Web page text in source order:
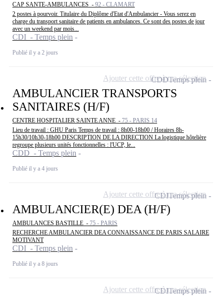
CAP SANTE-AMBULANCES - 92 - CLAMART
2 postes à pourvoir. Titulaire du Diplôme d'Etat d'Ambulancier - Vous serez en
charge du transport sanitaire de patients en ambulances. Ce sont des postes de jour
avec un weekend par mois...
CDI - Temps plein
Publié il y a 2 jours
AMBULANCIER TRANSPORTS
SANITAIRES (H/F)
CENTRE HOSPITALIER SAINTE ANNE - 75 - PARIS 14
Lieu de travail : GHU Paris Temps de travail : 8h00-18h00 / Horaires 8h-
15h30/10h30-18h00 DESCRIPTION DE LA DIRECTION La logistique hôtelière
regroupe plusieurs unités fonctionnelles : l'UCP, le...
CDD - Temps plein
Publié il y a 4 jours
CDDTemps plein
Ajouter cette offre à ma sélection
AMBULANCIER(E) DEA (H/F)
AMBULANCES BASTILLE - 75 - PARIS
RECHERCHE AMBULANCIER DEA CONNAISSANCE DE PARIS SALAIRE
MOTIVANT
CDI - Temps plein
Publié il y a 8 jours
CDITemps plein
Ajouter cette offre à ma sélection
CDITemps plein
Ajouter cette offre à ma sélection